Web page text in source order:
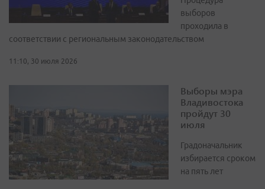
выборов
проходила в
соответствии с региональным законодательством
11:10, 30 июля 2026
Выборы мэра
Владивостока
пройдут 30
июля
Градоначальник
избирается сроком
на пять лет